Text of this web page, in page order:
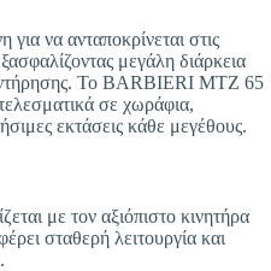
να ανταποκρίνεται στις
μεγάλη διάρκεια
Το BARBIERI MTZ 65
σε χωράφια,
εκτάσεις κάθε μεγέθους.
με τον αξιόπιστο κινητήρα
σταθερή λειτουργία και